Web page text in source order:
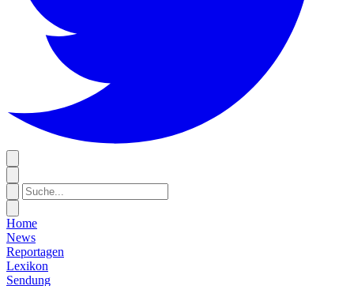
Home
News
Reportagen
Lexikon
Sendung